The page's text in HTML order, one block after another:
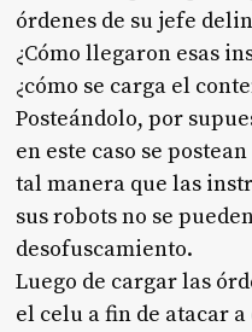
órdenes de su jefe
¿Cómo llegaron esas
¿cómo se carga el
Posteándolo, por
en este caso se
tal manera que las
sus robots no se
desofuscamiento.
Luego de cargar las
el celu a fin de atacar